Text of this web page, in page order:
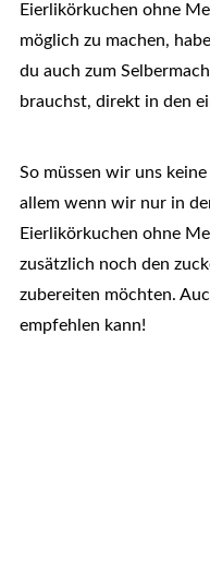
Eierlikörkuchen ohne
möglich zu machen,
du auch zum
brauchst, direkt in den
So müssen wir uns
allem wenn wir nur in
Eierlikörkuchen ohne
zusätzlich noch den
zubereiten möchten.
empfehlen kann!